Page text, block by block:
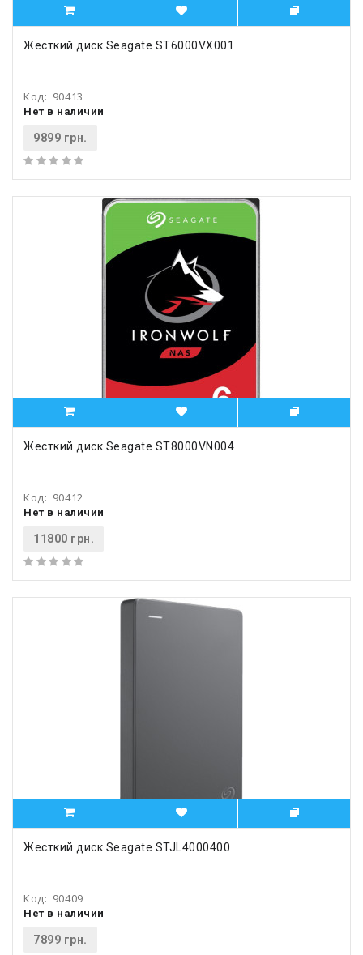
Жесткий диск Seagate ST6000VX001
Код: 90413
Нет в наличии
9899 грн.
Жесткий диск Seagate ST8000VN004
Код: 90412
Нет в наличии
11800 грн.
Жесткий диск Seagate STJL4000400
Код: 90409
Нет в наличии
7899 грн.